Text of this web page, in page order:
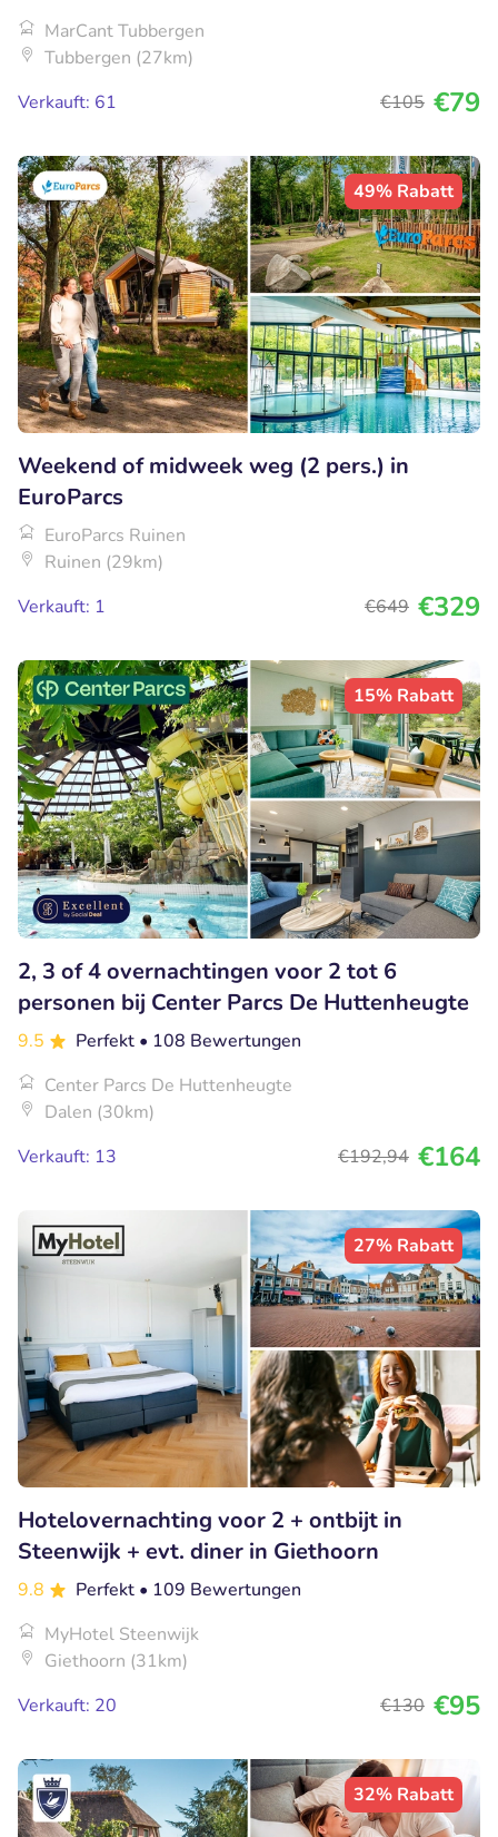
MarCant Tubbergen
Tubbergen (27km)
Verkauft: 61
€105 €79
49% Rabatt
Weekend of midweek weg (2 pers.) in
EuroParcs
EuroParcs Ruinen
Ruinen (29km)
Verkauft: 1
€649 €329
15% Rabatt
2, 3 of 4 overnachtingen voor 2 tot 6
personen bij Center Parcs De Huttenheugte
9.5 Perfekt • 108 Bewertungen
Center Parcs De Huttenheugte
Dalen (30km)
Verkauft: 13
€192,94 €164
27% Rabatt
Hotelovernachting voor 2 + ontbijt in
Steenwijk + evt. diner in Giethoorn
9.8 Perfekt • 109 Bewertungen
MyHotel Steenwijk
Giethoorn (31km)
Verkauft: 20
€130 €95
32% Rabatt